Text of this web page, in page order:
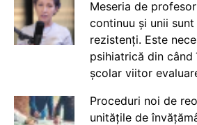
Meseria de
continuu și unii
rezistenți. Este
psihiatrică din când
școlar viitor
Proceduri noi de
unitățile de